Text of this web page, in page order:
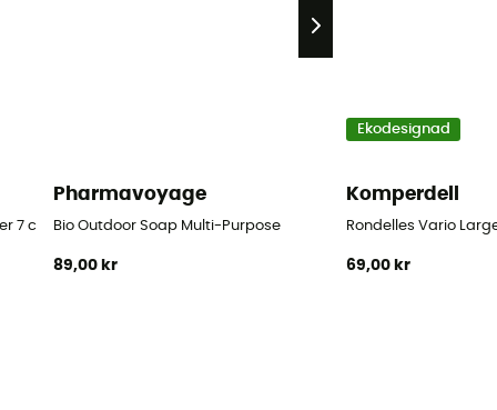
7 cm Blister
Pharmavoyage
Bio Outdoor Soap Multi-Purpose
89,00 kr
Ekodesignad
Komperdell
Rondelles Vario
69,00 kr